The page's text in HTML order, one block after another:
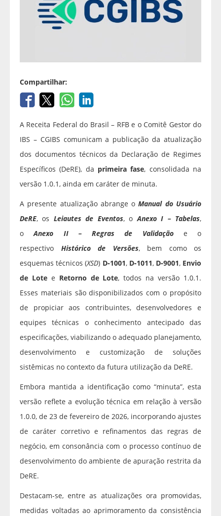
Compartilhar:
A Receita Federal do Brasil – RFB e o Comitê Gestor do
IBS – CGIBS comunicam a publicação da atualização
dos documentos técnicos da Declaração de Regimes
Específicos (DeRE), da primeira fase, consolidada na
versão 1.0.1, ainda em caráter de minuta.
A presente atualização abrange oManual do Usuário
DeRE, os Leiautes de Eventos, oAnexo I – Tabelas,
oAnexo II – Regras de Validaçãoe o
respectivo Histórico de Versões, bem como os
esquemas técnicos (XSD) D‑1001, D‑1011, D‑9001, Envio
de Lotee Retorno de Lote, todos na versão 1.0.1.
Esses materiais são disponibilizados com o propósito
de propiciar aos contribuintes, desenvolvedores e
equipes técnicas o conhecimento antecipado das
especificações, viabilizando o adequado planejamento,
desenvolvimento e customização de soluções
sistêmicas no contexto da futura utilização da DeRE.
Embora mantida a identificação como “minuta”, esta
versão reflete a evolução técnica em relação à versão
1.0.0, de 23 de fevereiro de 2026, incorporando ajustes
de caráter corretivo e refinamentos das regras de
negócio, em consonância com o processo contínuo de
desenvolvimento do ambiente de apuração restrita da
DeRE.
Destacam-se, entre as atualizações ora promovidas,
medidas voltadas ao aprimoramento da consistência